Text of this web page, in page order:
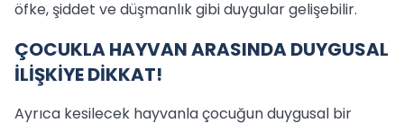
öfke, şiddet ve düşmanlık gibi duygular gelişebilir.
ÇOCUKLA HAYVAN ARASINDA DUYGUSAL
İLİŞKİYE DİKKAT!
Ayrıca kesilecek hayvanla çocuğun duygusal bir